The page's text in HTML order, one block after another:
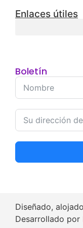
Enlaces útiles
Boletín
Diseñado,
Desarrollado por